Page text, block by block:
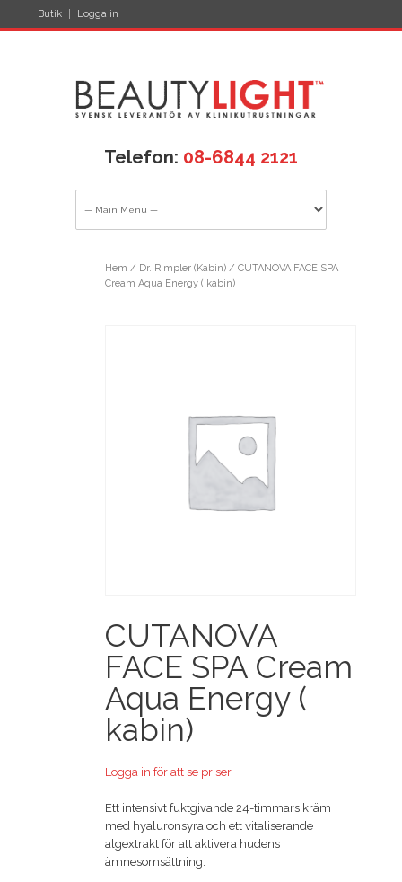
Butik Logga in
Telefon: 08-6844 2121
Hem / Dr. Rimpler (Kabin)/ CUTANOVA FACE SPA
Cream Aqua Energy ( kabin)
CUTANOVA
FACE SPA Cream
Aqua Energy (
kabin)
Logga in för att se priser
Ett intensivt fuktgivande 24-timmars kräm
med hyaluronsyra och ett vitaliserande
algextrakt för att aktivera hudens
ämnesomsättning.